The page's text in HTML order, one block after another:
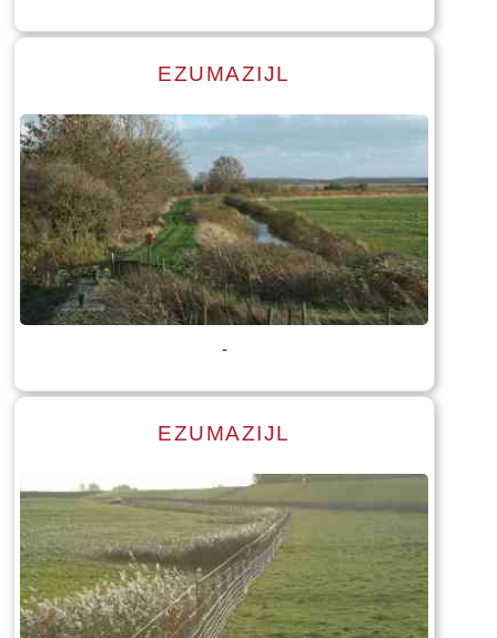
Lees meer
Tekst: © Foto: © Bauke Folkertsma
EZUMAZIJL
-
Lees meer
EZUMAZIJL